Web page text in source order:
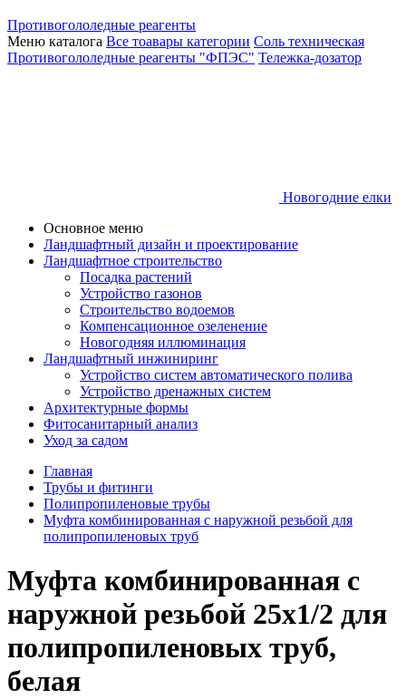
Противогололедные реагенты
Меню каталога Все тоавары категории Соль техническая
Противогололедные реагенты "ФПЭС" Тележка-дозатор
Новогодние елки
Основное меню
Ландшафтный дизайн и проектирование
Ландшафтное строительство
Посадка растений
Устройство газонов
Строительство водоемов
Компенсационное озеленение
Новогодняя иллюминация
Ландшафтный инжиниринг
Устройство систем автоматического полива
Устройство дренажных систем
Aрхитектурные формы
Фитосанитарный анализ
Уход за садом
Главная
Трубы и фитинги
Полипропиленовые трубы
Муфта комбинированная с наружной резьбой для
полипропиленовых труб
Муфта комбинированная с
наружной резьбой 25х1/2 для
полипропиленовых труб,
белая